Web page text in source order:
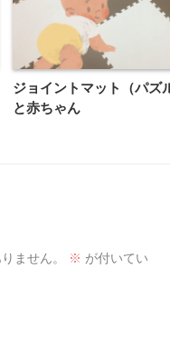
ジョイントマット（パズ
と赤ちゃん
ません。 ※ が付いてい